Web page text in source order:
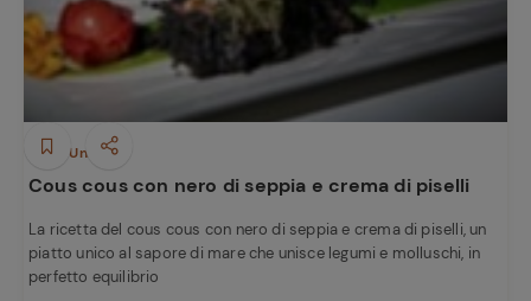
Piatti Unici
Cous cous con nero di seppia e crema di piselli
La ricetta del cous cous con nero di seppia e crema di piselli, un
piatto unico al sapore di mare che unisce legumi e molluschi, in
perfetto equilibrio